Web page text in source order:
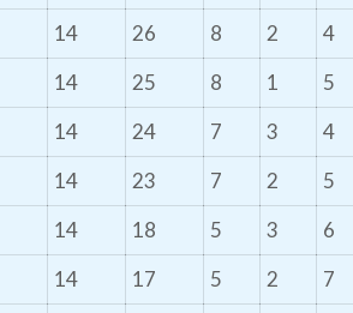
14 26 8 2 4
14 25 8 1 5
14 24 7 3 4
14 23 7 2 5
14 18 5 3 6
14 17 5 2 7